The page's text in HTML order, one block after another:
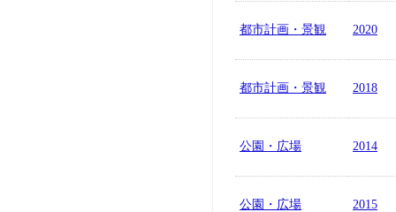
都市計画・景観 2020
都市計画・景観 2018
公園・広場 2014
公園・広場 2015